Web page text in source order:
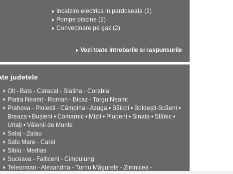
Incalzire electrica in pardoseala (2)
Pompe piscine (2)
Convectoare pe gaz (2)
Vezi toate intrebarile si raspunsurile
judetele
Olt - Bals - Caracal - Slatina - Corabia
Piatra Neamt - Roman - Bicaz - Targu Neamt
Prahova - Ploiesti - Câmpina - Azuga • Băicoi • Boldești-Scăeni •
Breaza • Bușteni • Comarnic • Mizil • Plopeni • Sinaia • Slănic •
Urlați • Vălenii de Munte
Salaj - Zalau
Satu Mare - Carei
Sibiu - Medias
Suceava - Falticeni - Cimpulung
Teleorman - Alexandria - Turnu Măgurele - Zimnicea -